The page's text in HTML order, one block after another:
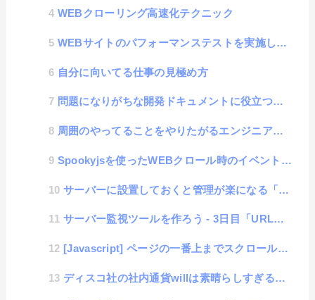
WEBクローリング高速化テクニック
WEBサイトのパフォーマンステストを実施してみよう
自分に向いてる仕事の見極め方
問題になりがちな開発ドキュメントに役立つサービス「Read the Docs」
周囲のやってることをやりたがるエンジニアと、周囲がやっていないことをやりたがるエンジニア
Spookyjsを使ったWEBクロール時のイベント調査
サーバーに設置しておくと管理が楽になる「server-desktop」
サーバー監視ツールを作ろう - 3日目「URLモニタリング」
[Javascript] ページの一番上までスクロールする簡単関数
ディスコ社の社内通貨willは素晴らしすぎる会社の制度。もっと世の中に広まればいいのに・・・